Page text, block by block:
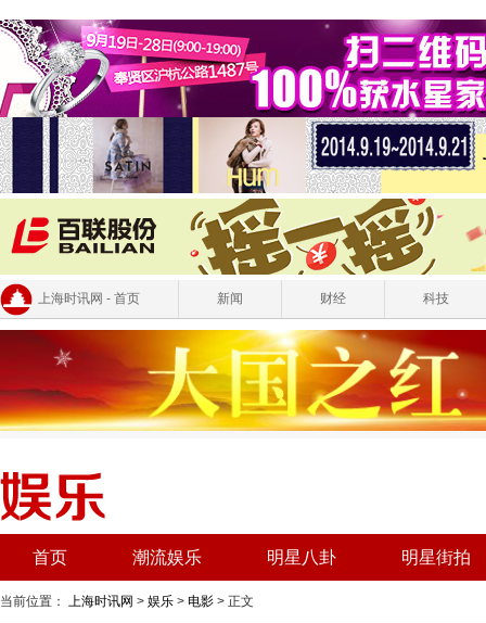
上海时讯网 - 首页 新闻 财经 科技
首页 潮流娱乐 明星八卦 明星街拍
当前位置： 上海时讯网 > 娱乐 > 电影 > 正文